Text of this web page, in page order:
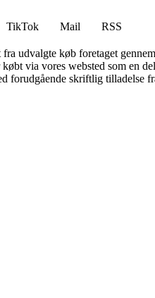
TikTok Mail
RSS
udvalgte køb foretaget
via vores websted som en
forudgående skriftlig tilladelse